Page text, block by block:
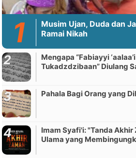
Musim Ujan, Duda dan
Ramai Nikah
Mengapa “Fabiayyi
Tukadzdzibaan” Diulang
Pahala Bagi Orang yang
Imam Syafi'i: "Tanda
Ulama yang